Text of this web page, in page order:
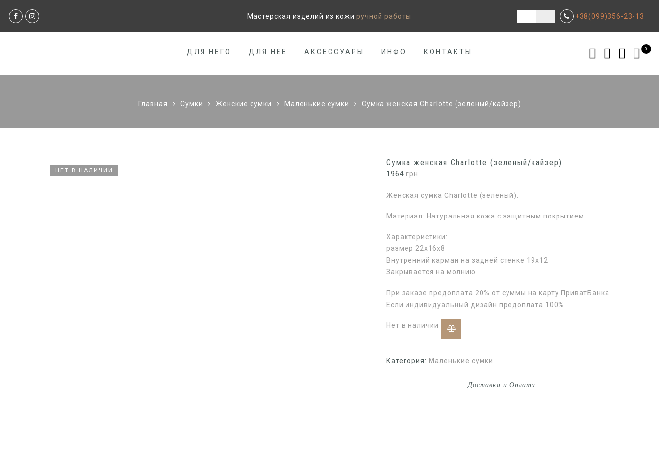
Мастерская изделий из кожиручной работы +38(099)356-23-13
ДЛЯ НЕГО ДЛЯ НЕЕ АКСЕССУАРЫ ИНФО КОНТАКТЫ 0
Главная Сумки Женские сумки Маленькие сумки Сумка женская Charlotte (зеленый/кайзер)
НЕТ В НАЛИЧИИ
Сумка женская Charlotte (зеленый/кайзер)
1964 грн.
Женская сумка Charlotte (зеленый).
Материал: Натуральная кожа с защитным покрытием
Характеристики:
размер 22х16х8
Внутренний карман на задней стенке 19х12
Закрывается на молнию
При заказе предоплата 20% от суммы на карту ПриватБанка.
Если индивидуальный дизайн предоплата 100%.
Нет в наличии
Категория: Маленькие сумки
Доставка и Оплата